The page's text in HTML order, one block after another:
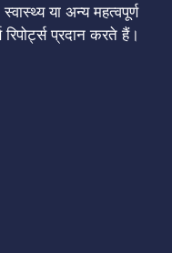
या अन्य महत्वपूर्ण
प्रदान करते हैं।